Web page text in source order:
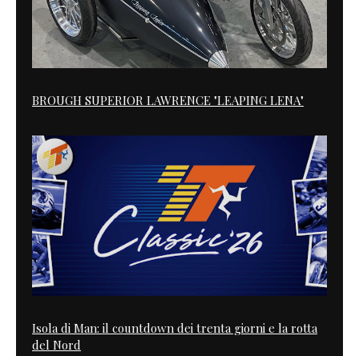
BROUGH SUPERIOR LAWRENCE "LEAPING LENA"
Isola di Man: il countdown dei trenta giorni e la rotta
del Nord